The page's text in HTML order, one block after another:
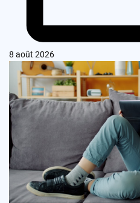
8 août 2026